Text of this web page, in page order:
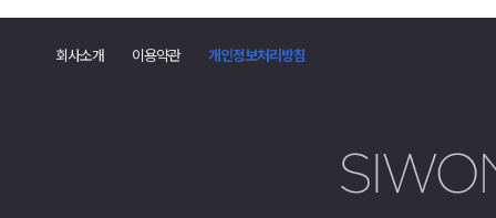
회사소개 이용약관 개인정보처리방침